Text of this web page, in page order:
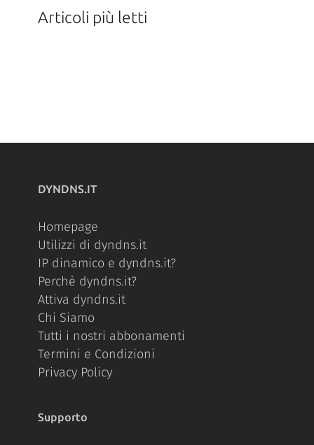
Articoli più letti
DYNDNS.IT
Homepage
Utilizzi di dyndns.it
IP dinamico e dyndns.it?
Perchè dyndns.it?
Attiva dyndns.it
Chi Siamo
Tutti i nostri abbonamenti
Termini e Condizioni
Privacy Policy
Supporto